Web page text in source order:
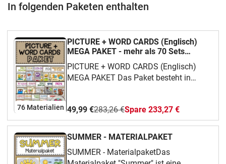
In folgenden Paketen enthalten
76 Materialien
PICTURE + WORD CARDS (Englisch)
MEGA PAKET - mehr als 70 Sets
(wachsendes Paket)
PICTURE + WORD CARDS (Englisch)
MEGA PAKET Das Paket besteht in
Grundschule und Sekundarstufe
ausgewählt sind.
49,99 €283,26 €Spare 233,27 €
SUMMER - MATERIALPAKET
SUMMER - MaterialpaketDas